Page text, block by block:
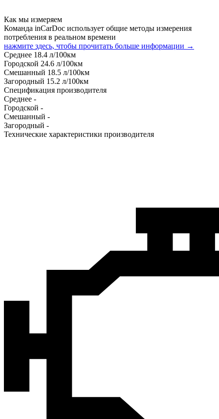
Как мы измеряем
Команда inCarDoc использует общие методы измерения
потребления в реальном времени
нажмите здесь, чтобы прочитать больше информации →
Среднее 18.4 л/100км
Городской 24.6 л/100км
Смешанный 18.5 л/100км
Загородный 15.2 л/100км
Спецификация производителя
Среднее -
Городской -
Смешанный -
Загородный -
Технические характеристики производителя